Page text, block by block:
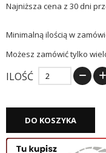
Najniższa cena z 30 dni
Minimalną ilością w
Możesz zamówić tylko
ILOŚĆ
DO KOSZYKA